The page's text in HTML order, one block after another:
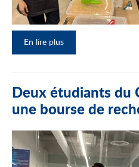
En lire plus
Deux étudiants du
une bourse de